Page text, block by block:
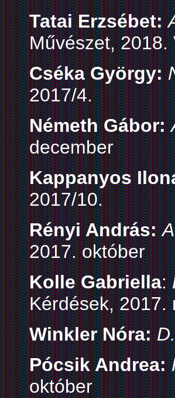
Tatai Erzsébet:
Művészet, 2018.
Cséka György:
2017/4.
Németh Gábor:
december
Kappanyos
2017/10.
Rényi András:
2017. október
Kolle Gabriella:
Kérdések, 2017.
Winkler Nóra:
Pócsik Andrea:
október